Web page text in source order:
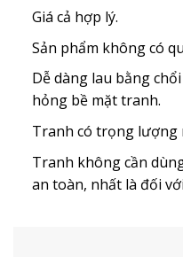
Giá cả hợp lý.
Sản phẩm không có
Dễ dàng lau bằng
hỏng bề mặt tranh.
Tranh có trọng lượng
Tranh không cần
an toàn, nhất là đối